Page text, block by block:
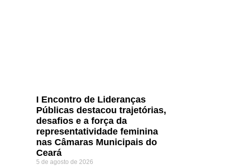
I Encontro de Lideranças
Públicas destacou trajetórias,
desafios e a força da
representatividade feminina
nas Câmaras Municipais do
Ceará
5 de agosto de 2026